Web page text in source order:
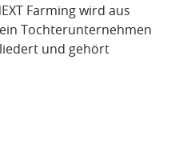
Farming wird aus
Tochterunternehmen
und gehört